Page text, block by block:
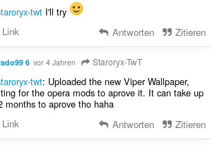
twtI'll try
Link
Antworten Zitieren
6 vor 4 Jahren Staroryx-TwT
twt: Uploaded the new Viper Wallpaper,
for the opera mods to aprove it. It can take up
months to aprove tho haha
Link
Antworten Zitieren